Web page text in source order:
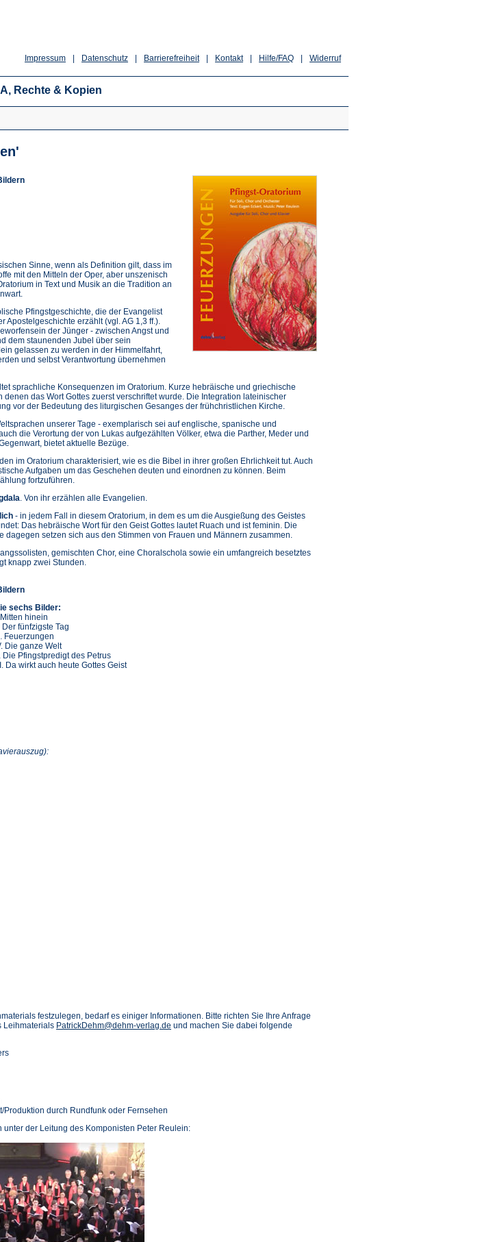
Widerruf
Hilfe/FAQ
Kontakt
Barrierefreiheit
Datenschutz
Impressum
Rechte & Kopien
Sinne, wenn als Definition gilt, dass im
mit den Mitteln der Oper, aber unszenisch
in Text und Musik an die Tradition an
Pfingstgeschichte, die der Evangelist
Apostelgeschichte erzählt (vgl. AG 1,3 ff.).
der Jünger - zwischen Angst und
dem staunenden Jubel über sein
gelassen zu werden in der Himmelfahrt,
und selbst Verantwortung übernehmen
sprachliche Konsequenzen im Oratorium. Kurze hebräische und griechische
das Wort Gottes zuerst verschriftet wurde. Die Integration lateinischer
vor der Bedeutung des liturgischen Gesanges der frühchristlichen Kirche.
unserer Tage - exemplarisch sei auf englische, spanische und
die Verortung der von Lukas aufgezählten Völker, etwa die Parther, Meder und
bietet aktuelle Bezüge.
im Oratorium charakterisiert, wie es die Bibel in ihrer großen Ehrlichkeit tut. Auch
Aufgaben um das Geschehen deuten und einordnen zu können. Beim
fortzuführen.
. Von ihr erzählen alle Evangelien.
- in jedem Fall in diesem Oratorium, in dem es um die Ausgießung des Geistes
Das hebräische Wort für den Geist Gottes lautet Ruach und ist feminin. Die
dagegen setzen sich aus den Stimmen von Frauen und Männern zusammen.
gemischten Chor, eine Choralschola sowie ein umfangreich besetztes
knapp zwei Stunden.
sechs Bilder:
Mitten hinein
Der fünfzigste Tag
Feuerzungen
Die ganze Welt
Die Pfingstpredigt des Petrus
Da wirkt auch heute Gottes Geist
festzulegen, bedarf es einiger Informationen. Bitte richten Sie Ihre Anfrage
Leihmaterials PatrickDehm@dehm-verlag.de und machen Sie dabei folgende
durch Rundfunk oder Fernsehen
unter der Leitung des Komponisten Peter Reulein:
(Öffnet
in
einem
neuen
Tab)